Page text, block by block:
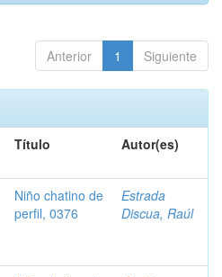
Anterior 1 Siguiente
Título Autor(es)
Niño chatino de
perfil, 0376
Estrada
Discua, Raúl